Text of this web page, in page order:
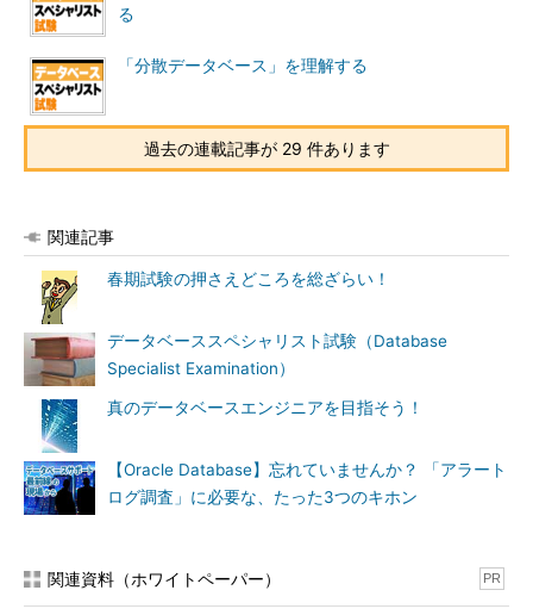
リスク
ファイ
リス
ク保
対策を講じず、リスクを財務上負担す
ること（予め損害額分の予算を用意し
リス
ク移
転
資金面の対策を講じ、第三者に資金的
なリスクを移転させる（保険に入る
等）
情報セキュリティの3要素
情報セキュリティの国際標準規格ISO/IEC 17799（JIS X
5080）では、情報セキュリティで守るべき要素を以下のように
定義しています。
（Confidantialy）
こと。
信傍受などを防ぐ仕組みがある）
完全性
情報及び情報処理が正確であり完全
タ発生を防ぐ仕組みがある）
可用性
許可された者が必要なときにアクセ
る
「分散データベース」を理解する
過去の連載記事が 29 件あります
関連記事
春期試験の押さえどころを総ざらい！
データベーススペシャリスト試験（Database
Specialist Examination）
真のデータベースエンジニアを目指そう！
【Oracle Database】忘れていませんか？ 「アラート
ログ調査」に必要な、たった3つのキホン
関連資料（ホワイトペーパー） PR